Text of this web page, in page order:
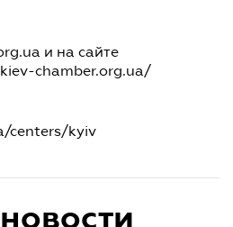
и на сайте
chamber.org.ua/
centers/kyiv